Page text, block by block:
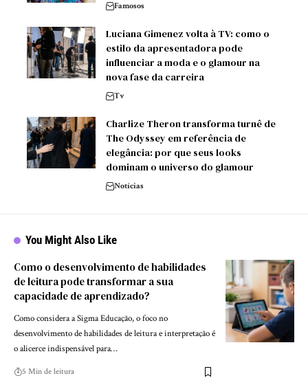
Famosos
Luciana Gimenez volta à TV: como o
estilo da apresentadora pode
influenciar a moda e o glamour na
nova fase da carreira
Tv
Charlize Theron transforma turnê de
The Odyssey em referência de
elegância: por que seus looks
dominam o universo do glamour
Notícias
You Might Also Like
Como o desenvolvimento de habilidades
de leitura pode transformar a sua
capacidade de aprendizado?
Como considera a Sigma Educação, o foco no
desenvolvimento de habilidades de leitura e interpretação é
o alicerce indispensável para…
5 Min de leitura